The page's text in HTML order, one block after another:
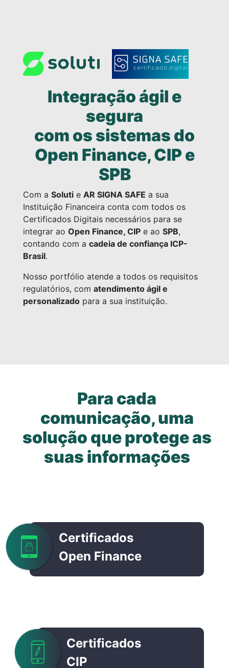
Integração ágil e
segura
com os sistemas do
Open Finance, CIP e
SPB
Com a Soluti e AR SIGNA SAFE a sua
Instituição Financeira conta com todos os
Certificados Digitais necessários para se
integrar ao Open Finance, CIP e ao SPB,
contando com a cadeia de confiança ICP-
Brasil.
Nosso portfólio atende a todos os requisitos
regulatórios, com atendimento ágil e
personalizado para a sua instituição.
Para cada
comunicação, uma
solução que protege as
suas informações
Certificados
Open Finance
Certificados
CIP